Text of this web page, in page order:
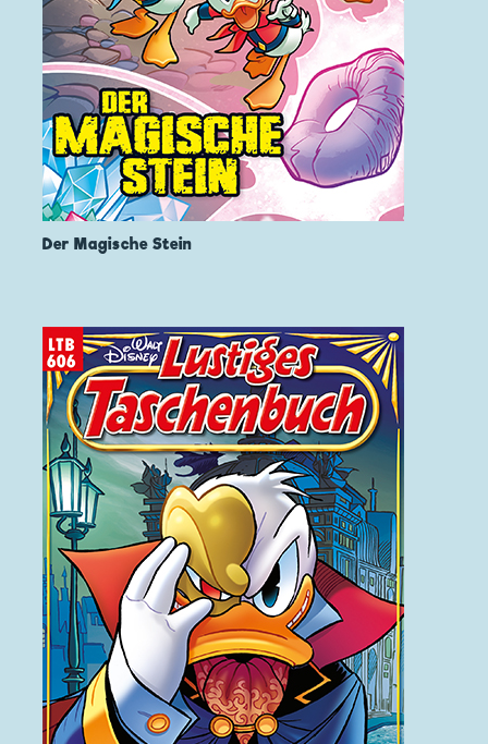
Der Magische Stein